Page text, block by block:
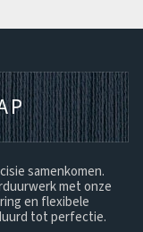
samenkomen.
met onze
en flexibele
tot perfectie.